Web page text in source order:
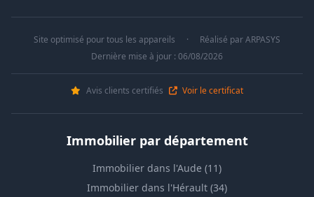
Site optimisé pour tous les appareils · Réalisé parARPASYS
Dernière mise à jour : 06/08/2026
Avis clients certifiés Voir le certificat
Immobilier par département
Immobilier dans l'Aude (11)
Immobilier dans l'Hérault (34)